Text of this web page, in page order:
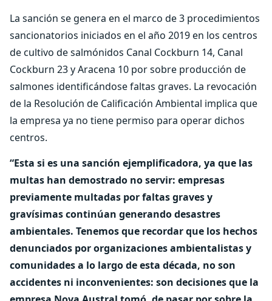
La sanción se genera en el marco de 3 procedimientos
sancionatorios iniciados en el año 2019 en los centros
de cultivo de salmónidos Canal Cockburn 14, Canal
Cockburn 23 y Aracena 10 por sobre producción de
salmones identificándose faltas graves. La revocación
de la Resolución de Calificación Ambiental implica que
la empresa ya no tiene permiso para operar dichos
centros.
“Esta si es una sanción ejemplificadora, ya que las
multas han demostrado no servir: empresas
previamente multadas por faltas graves y
gravísimas continúan generando desastres
ambientales. Tenemos que recordar que los hechos
denunciados por organizaciones ambientalistas y
comunidades a lo largo de esta década, no son
accidentes ni inconvenientes: son decisiones que la